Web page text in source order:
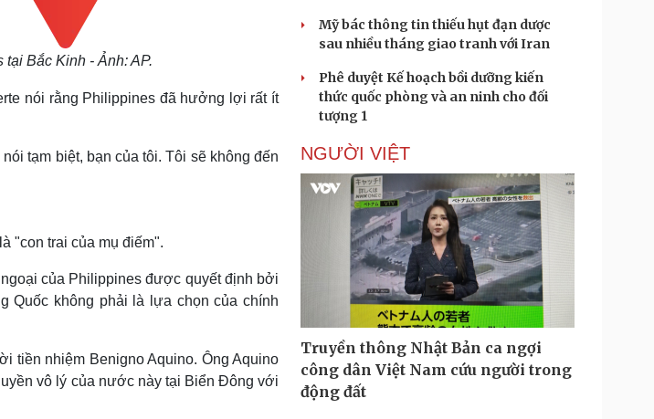
Bắc Kinh - Ảnh: AP.
nói rằng Philippines đã hưởng lợi rất ít
tạm biệt, bạn của tôi. Tôi sẽ không đến
"con trai của mụ điếm".
của Philippines được quyết định bởi
Quốc không phải là lựa chọn của chính
tiền nhiệm Benigno Aquino. Ông Aquino
vô lý của nước này tại Biển Đông với
Mỹ bác thông tin thiếu hụt đạn dược
sau nhiều tháng giao tranh với Iran
Phê duyệt Kế hoạch bồi dưỡng kiến
thức quốc phòng và an ninh cho đối
tượng 1
NGƯỜI VIỆT
Truyền thông Nhật Bản ca ngợi
công dân Việt Nam cứu người trong
động đất